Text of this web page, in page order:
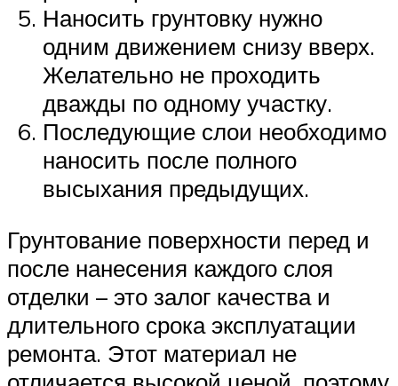
Наносить грунтовку нужно
одним движением снизу вверх.
Желательно не проходить
дважды по одному участку.
Последующие слои необходимо
наносить после полного
высыхания предыдущих.
Грунтование поверхности перед и
после нанесения каждого слоя
отделки – это залог качества и
длительного срока эксплуатации
ремонта. Этот материал не